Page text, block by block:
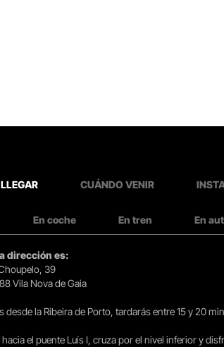
CUÁNDO VENIR
En coche En tren En
dirección es:
39
Vila Nova de Gaia
desde la Ribeira de Porto, tardarás entre 15 y 20
el puente Luís I, cruza por el nivel inferior y